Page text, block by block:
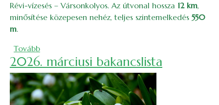
Révi-vízesés – Vársonkolyos. Az útvonal hossza 12 km,
minősítése közepesen nehéz, teljes szintemelkedés 550
m.
Tovább(Tavaszköszöntő a Révi-szorosban)
2026. márciusi bakancslista